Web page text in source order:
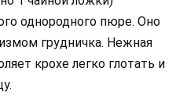
однородного пюре. Оно
грудничка. Нежная
крохе легко глотать и